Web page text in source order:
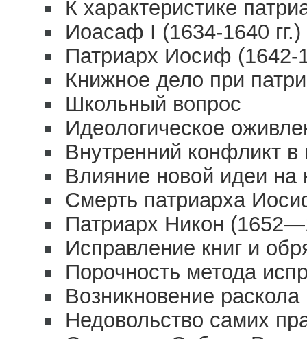
К характеристике
Иоасаф I (1634-1640 гг.)
Патриарх Иосиф (1642-
Книжное дело при
Школьный вопрос
Идеологическое
Внутренний конфликт
Влияние новой идеи
Смерть патриарха
Патриарх Никон
Исправление книг и
Порочность метода
Возникновение раскола
Недовольство самих